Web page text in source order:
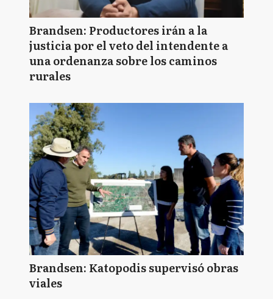
Brandsen: Productores irán a la
justicia por el veto del intendente a
una ordenanza sobre los caminos
rurales
Brandsen: Katopodis supervisó obras
viales